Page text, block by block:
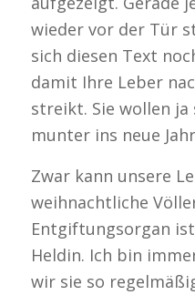
wieder vor der Tür
sich diesen Text
damit Ihre Leber
streikt. Sie wollen ja
munter ins neue
Zwar kann unsere
weihnachtliche
Entgiftungsorgan
Heldin. Ich bin
wir sie so